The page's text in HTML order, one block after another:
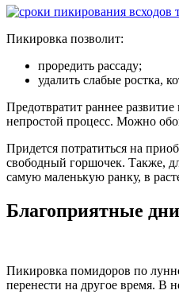
Пикировка позволит:
проредить рассаду;
удалить слабые ростка,
Предотвратит раннее
непростой процесс. Можно
Придется потратиться на
свободный горшочек. Также,
самую маленькую ранку, в
Благоприятные
Пикировка помидоров по
перенести на другое время. В